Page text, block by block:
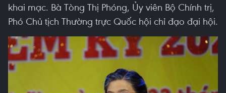
khai mạc. Bà Tòng Thị Phóng, Ủy viên Bộ Chính trị,
Phó Chủ tịch Thường trực Quốc hội chỉ đạo đại hội.